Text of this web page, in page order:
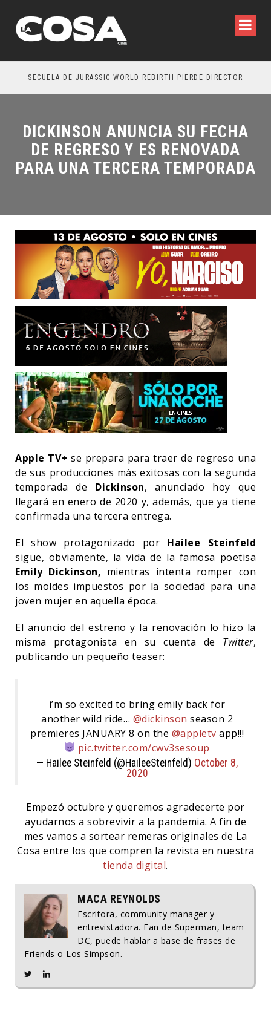
SECUELA DE JURASSIC WORLD REBIRTH PIERDE DIRECTOR
DICKINSON ANUNCIA SU FECHA
DE REGRESO Y ES RENOVADA
PARA UNA TERCERA TEMPORADA
Apple TV+ se prepara para traer de regreso una
de sus producciones más exitosas con la segunda
temporada de Dickinson, anunciado hoy que
llegará en enero de 2020 y, además, que ya tiene
confirmada una tercera entrega.
El show protagonizado por Hailee Steinfeld
sigue, obviamente, la vida de la famosa poetisa
Emily Dickinson, mientras intenta romper con
los moldes impuestos por la sociedad para una
joven mujer en aquella época.
El anuncio del estreno y la renovación lo hizo la
misma protagonista en su cuenta de Twitter,
publicando un pequeño teaser:
i’m so excited to bring emily back for
another wild ride… @dickinson season 2
premieres JANUARY 8 on the @appletv app!!!
pic.twitter.com/cwv3sesoup
— Hailee Steinfeld (@HaileeSteinfeld) October 8,
2020
Empezó octubre y queremos agradecerte por
ayudarnos a sobrevivir a la pandemia. A fin de
mes vamos a sortear remeras originales de La
Cosa entre los que compren la revista en nuestra
tienda digital.
MACA REYNOLDS
Escritora, community manager y
entrevistadora. Fan de Superman, team
DC, puede hablar a base de frases de
Friends o Los Simpson.